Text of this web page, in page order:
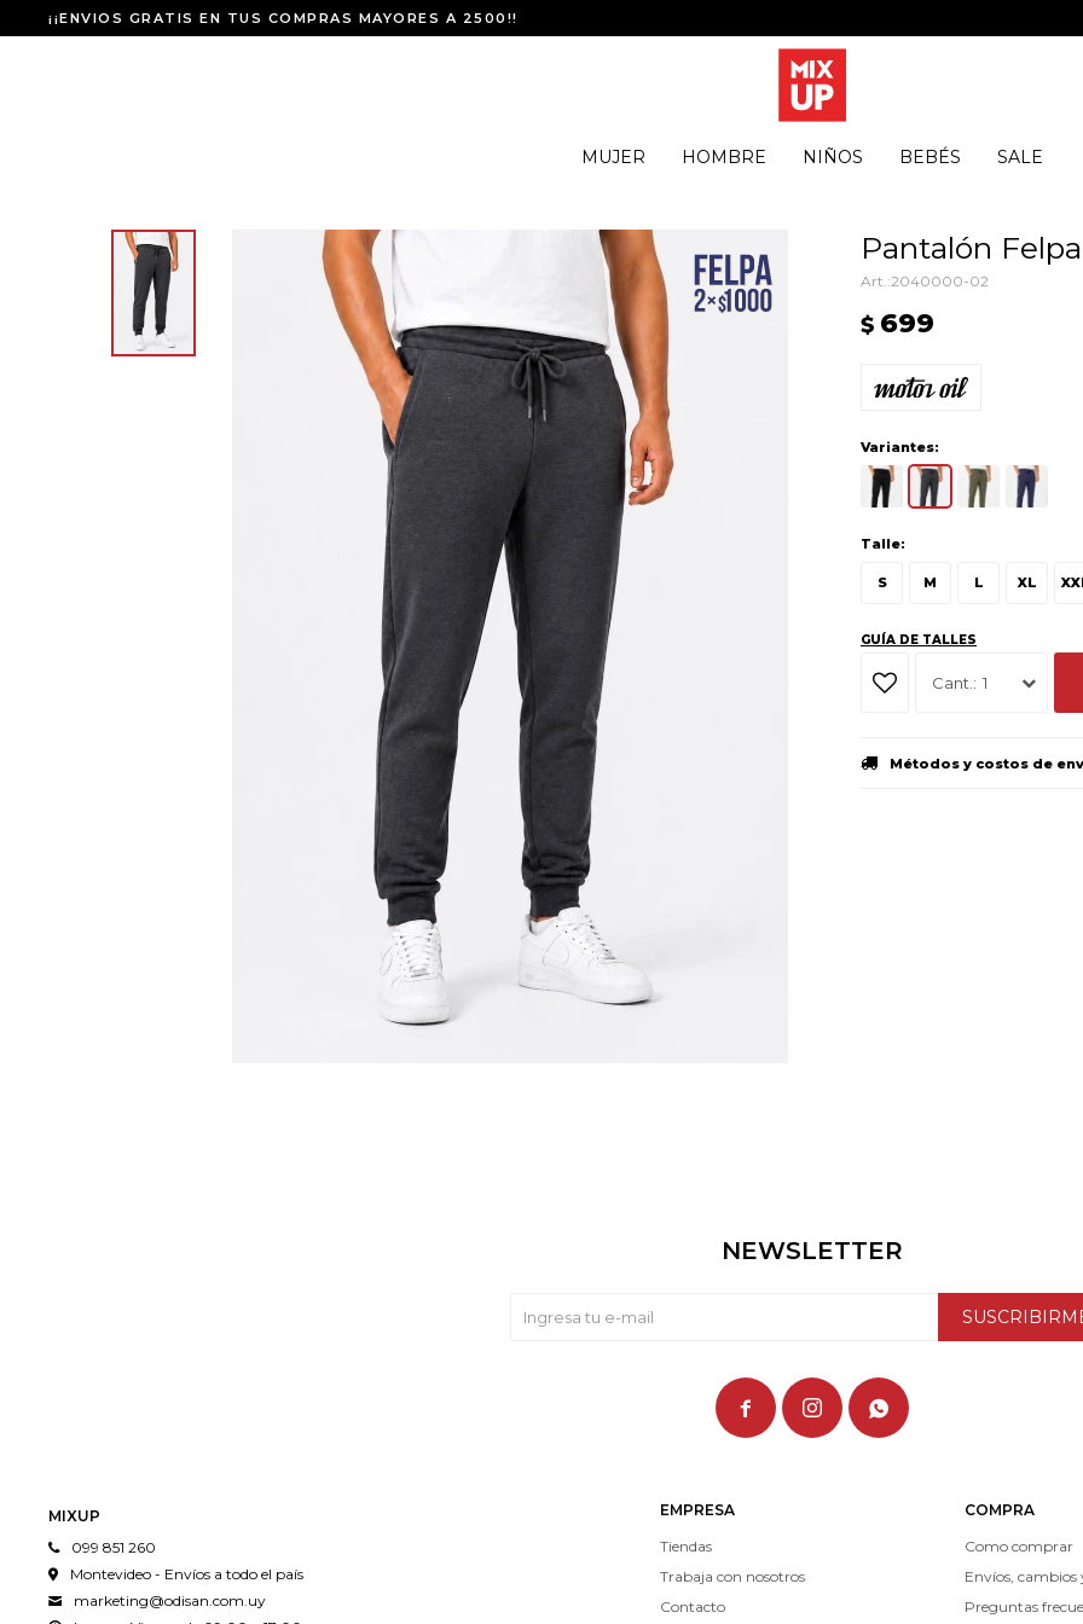
MUJER HOMBRE NIÑOS BEBÉS SALE
¡¡ENVIOS GRATIS EN TUS COMPRAS MAYORES A 2500!!
Pantalón
2040000-02
$ 699
Variantes:
Talle:
S M L XL
GUÍA DE TALLES
1
Métodos y costos de
MIXUP
099 851 260
Montevideo - Envíos a todo el país
marketing@odisan.com.uy
EMPRESA
Tiendas
Trabaja con nosotros
Contacto
COMPRA
Como comprar
Envíos, cambios
Preguntas
NEWSLETTER
  